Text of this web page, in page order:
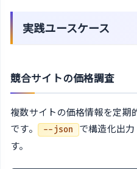
実践ユースケース
競合サイトの価格調査
複数サイトの価格情報を定期
です。
--json
で構造化出
す。